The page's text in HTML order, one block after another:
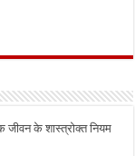
जीवन के शास्त्रोक्त नियम